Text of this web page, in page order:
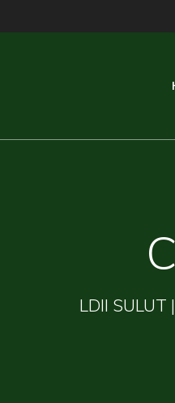
LDII